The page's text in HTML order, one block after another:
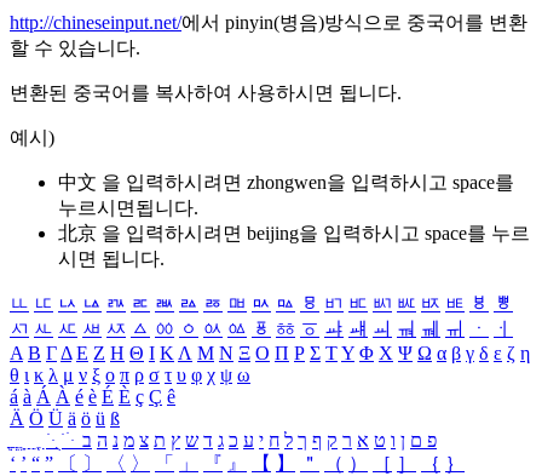
http://chineseinput.net/에서 pinyin(병음)방식으로 중국어를 변환
할 수 있습니다.
변환된 중국어를 복사하여 사용하시면 됩니다.
예시)
中文 을 입력하시려면 zhongwen을 입력하시고 space를
누르시면됩니다.
北京 을 입력하시려면 beijing을 입력하시고 space를 누르
시면 됩니다.
ㅥ ㅦ ㅧ ㅨ ㅩ ㅪ ㅫ ㅬ ㅭ ㅮ ㅯ ㅰ ㅱ ㅲ ㅳ ㅴ ㅵ ㅶ ㅷ ㅸ
ㅹ
ㅺ ㅻ ㅼ ㅽ ㅾ ㅿ ㆀ ㆁ ㆂ ㆃ ㆄ ㆅ ㆆ ㆇ ㆈ ㆉ ㆊ ㆋ ㆌ ㆍ
ㆎ
Α Β ΓΔ Ε Ζ Η Θ Ι ΚΛ Μ Ν Ξ Ο Π Ρ Σ ΤΥ Φ Χ Ψ Ω α β γ δ ε ζ η
θ ι κ λ μ ν ξ ο π ρ σ τ υ φ χ ψ ω
á à Á À é è É È ç Ç ê
Ä Ö Ü ä ö ü ß
ִֶֹ ֻּ ׁׂ פ ם ן ו ט א ר ק ף ך ל ח י ע כ ג ד ש ץ ת צ מ נ ה ב
‘ ’ “ ” 〔 〕 〈 〉 「 」 『 』 【 】 ＂ （ ） ［ ］ ｛ ｝